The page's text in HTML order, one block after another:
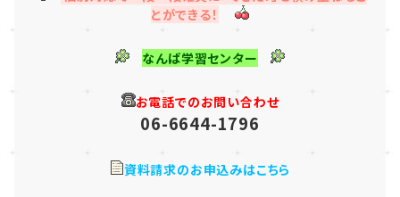
とができる！
なんば学習センター
お電話でのお問い合わせ
06-6644-1796
資料請求のお申込みはこちら